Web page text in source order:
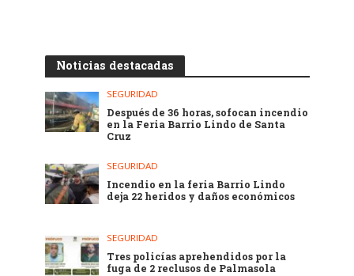
Noticias destacadas
SEGURIDAD
Después de 36 horas, sofocan incendio
en la Feria Barrio Lindo de Santa
Cruz
SEGURIDAD
Incendio en la feria Barrio Lindo
deja 22 heridos y daños económicos
SEGURIDAD
Tres policías aprehendidos por la
fuga de 2 reclusos de Palmasola